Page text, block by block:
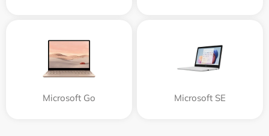
Microsoft Go Microsoft SE